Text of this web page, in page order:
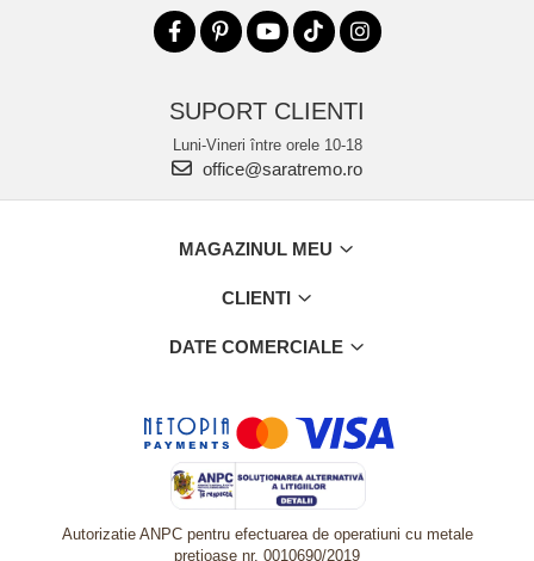
SUPORT CLIENTI
Luni-Vineri între orele 10-18
office@saratremo.ro
MAGAZINUL MEU
CLIENTI
DATE COMERCIALE
Autorizatie ANPC pentru efectuarea de operatiuni cu metale
pretioase nr. 0010690/2019